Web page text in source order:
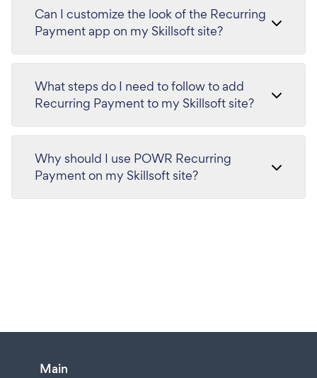
Can I customize the look of the Recurring
Payment app on my Skillsoft site?
What steps do I need to follow to add
Recurring Payment to my Skillsoft site?
Why should I use POWR Recurring
Payment on my Skillsoft site?
Main